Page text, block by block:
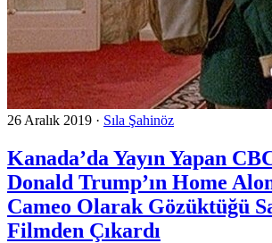
26 Aralık 2019 · Sıla Şahinöz
Kanada’da Yayın Yapan
Donald Trump’ın Home
Cameo Olarak Gözüktüğü
Filmden Çıkardı